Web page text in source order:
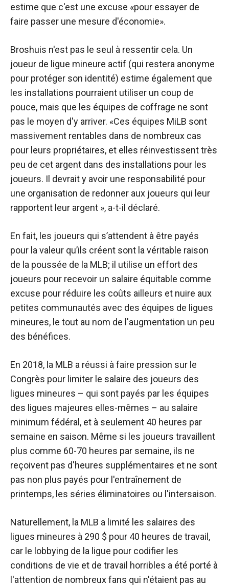
estime que c'est une excuse «pour essayer de
faire passer une mesure d'économie».
Broshuis n'est pas le seul à ressentir cela. Un
joueur de ligue mineure actif (qui restera anonyme
pour protéger son identité) estime également que
les installations pourraient utiliser un coup de
pouce, mais que les équipes de coffrage ne sont
pas le moyen d'y arriver. «Ces équipes MiLB sont
massivement rentables dans de nombreux cas
pour leurs propriétaires, et elles réinvestissent très
peu de cet argent dans des installations pour les
joueurs. Il devrait y avoir une responsabilité pour
une organisation de redonner aux joueurs qui leur
rapportent leur argent », a-t-il déclaré.
En fait, les joueurs qui s’attendent à être payés
pour la valeur qu’ils créent sont la véritable raison
de la poussée de la MLB; il utilise un effort des
joueurs pour recevoir un salaire équitable comme
excuse pour réduire les coûts ailleurs et nuire aux
petites communautés avec des équipes de ligues
mineures, le tout au nom de l'augmentation un peu
des bénéfices.
En 2018, la MLB a réussi à faire pression sur le
Congrès pour limiter le salaire des joueurs des
ligues mineures – qui sont payés par les équipes
des ligues majeures elles-mêmes – au salaire
minimum fédéral, et à seulement 40 heures par
semaine en saison. Même si les joueurs travaillent
plus comme 60-70 heures par semaine, ils ne
reçoivent pas d'heures supplémentaires et ne sont
pas non plus payés pour l'entraînement de
printemps, les séries éliminatoires ou l'intersaison.
Naturellement, la MLB a limité les salaires des
ligues mineures à 290 $ pour 40 heures de travail,
car le lobbying de la ligue pour codifier les
conditions de vie et de travail horribles a été porté à
l'attention de nombreux fans qui n'étaient pas au